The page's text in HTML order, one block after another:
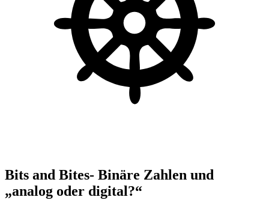
Bits and Bites- Binäre Zahlen und
„analog oder digital?“